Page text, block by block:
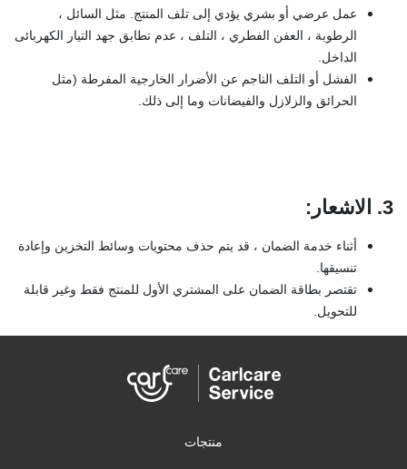
عمل عرضي أو بشري يؤدي إلى تلف المنتج. مثل السائل ،
الرطوبة ، العفن الفطري ، التلف ، عدم تطابق جهد التيار الكهربائى
الداخل.
الفشل أو التلف الناجم عن الأضرار الخارجية المفرطة (مثل
الحرائق والزلازل والفيضانات وما إلى ذلك.
3. الاشعار :
أثناء خدمة الضمان ، قد يتم حذف محتويات وسائط التخزين وإعادة
تنسيقها.
تقتصر بطاقة الضمان على المشتري الأول للمنتج فقط وغير قابلة
للتحويل.
منتجات